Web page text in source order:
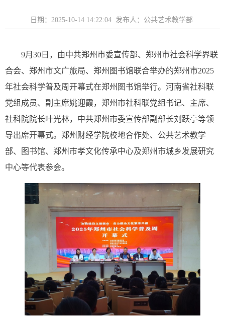
日期：2025-10-14 14:22:04 发布人：公共艺术教学部
9月30日，由中共郑州市委宣传部、郑州市社会科学界联
合会、郑州市文广旅局、郑州图书馆联合举办的郑州市2025
年社会科学普及周开幕式在郑州图书馆举行。河南省社科联
党组成员、副主席姚迎霞，郑州市社科联党组书记、主席、
社科院院长叶光林，中共郑州市委宣传部副部长刘跃亭等领
导出席开幕式。郑州财经学院校地合作处、公共艺术教学
部、图书馆、郑州市孝文化传承中心及郑州市城乡发展研究
中心等代表参会。